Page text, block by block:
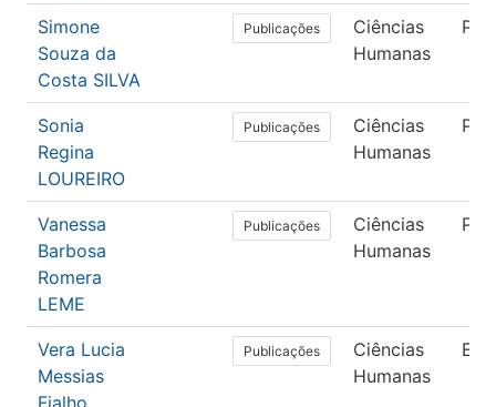
Simone
Souza da
Costa SILVA
Publicações
Ciências
Humanas
Sonia
Regina
LOUREIRO
Publicações
Ciências
Humanas
Vanessa
Barbosa
Romera
LEME
Publicações
Ciências
Humanas
Vera Lucia
Messias
Publicações
Ciências
Humanas